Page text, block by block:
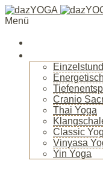
Menü
Cranio
Thai Yoga
Classic
Vinyasa
Yin Yoga